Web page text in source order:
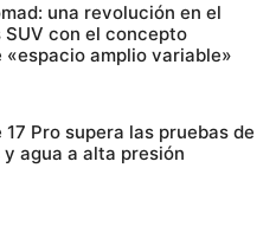
una revolución en el
con el concepto
amplio variable»
17 Pro supera las pruebas de
agua a alta presión